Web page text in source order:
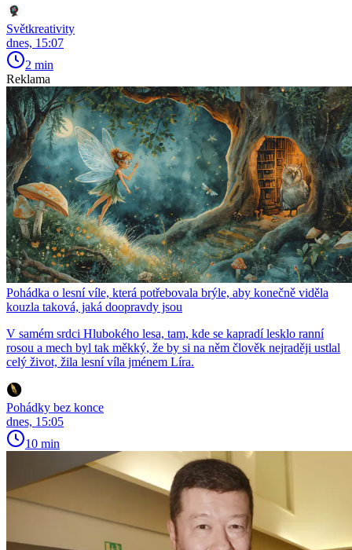
Světkreativity
dnes, 15:07
2 min
Reklama
Pohádka o lesní víle, která potřebovala brýle, aby konečně viděla
kouzla taková, jaká doopravdy jsou
V samém srdci Hlubokého lesa, tam, kde se kapradí lesklo ranní
rosou a mech byl tak měkký, že by si na něm člověk nejraději ustlal
celý život, žila lesní víla jménem Líra.
Pohádky bez konce
dnes, 15:05
10 min